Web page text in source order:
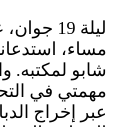
ليلة 19
مساء،
شابو لمكتبه.
مهمتي في
عبر إخراج